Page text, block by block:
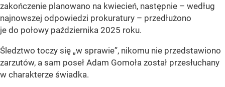
zakończenie planowano na kwiecień, następnie – według
najnowszej odpowiedzi prokuratury – przedłużono
je do połowy października 2025 roku.
Śledztwo toczy się „w sprawie”, nikomu nie przedstawiono
zarzutów, a sam poseł Adam Gomoła został przesłuchany
w charakterze świadka.